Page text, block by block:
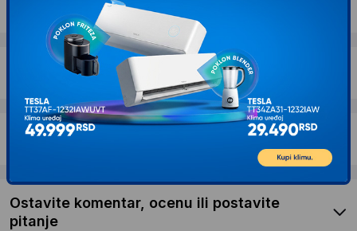
Dostava i povrat
Garancija
Recenzije kupaca
Ostavite komentar, ocenu ili postavite
pitanje